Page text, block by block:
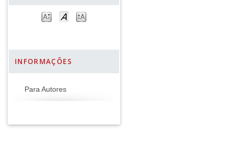
INFORMAÇÕES
Para Autores